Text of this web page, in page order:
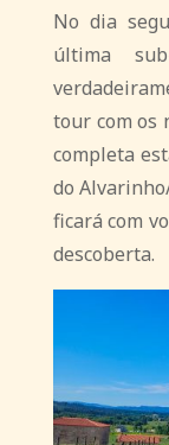
No dia
última
tour com os
completa
do
ficará com
descoberta.